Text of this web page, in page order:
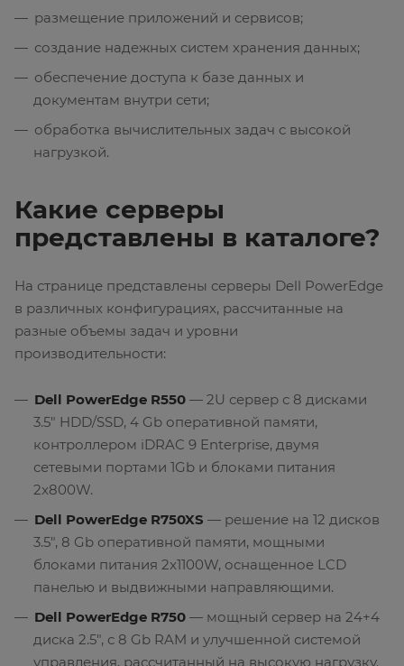
размещение приложений и сервисов;
создание надежных систем хранения данных;
обеспечение доступа к базе данных и
документам внутри сети;
обработка вычислительных задач с высокой
нагрузкой.
Какие серверы
представлены в каталоге?
На странице представлены серверы Dell PowerEdge
в различных конфигурациях, рассчитанные на
разные объемы задач и уровни
производительности:
Dell PowerEdge R550 — 2U сервер с 8 дисками
3.5" HDD/SSD, 4 Gb оперативной памяти,
контроллером iDRAC 9 Enterprise, двумя
сетевыми портами 1Gb и блоками питания
2x800W.
Dell PowerEdge R750XS — решение на 12 дисков
3.5", 8 Gb оперативной памяти, мощными
блоками питания 2x1100W, оснащенное LCD
панелью и выдвижными направляющими.
Dell PowerEdge R750 — мощный сервер на 24+4
диска 2.5", с 8 Gb RAM и улучшенной системой
управления, рассчитанный на высокую нагрузку.